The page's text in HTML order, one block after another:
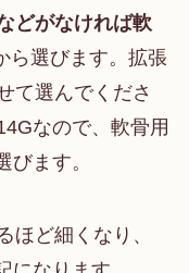
どがなければ軟
ら選びます。拡張
て選んでくださ
なので、軟骨用
ます。
ほど細くなり、